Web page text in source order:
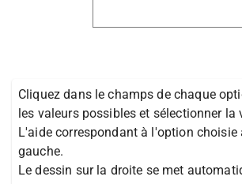
Cliquez dans le champs de chaque
les valeurs possibles et sélectionner la
L'aide correspondant à l'option choisie
gauche.
Le dessin sur la droite se met